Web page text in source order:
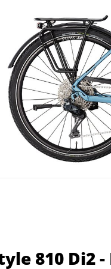
810 Di2 -